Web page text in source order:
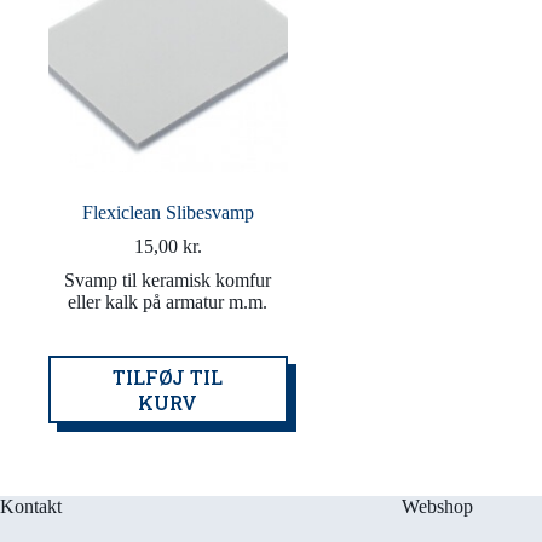
Flexiclean Slibesvamp
15,00 kr.
Svamp til keramisk komfur
eller kalk på armatur m.m.
TILFØJ TIL
KURV
Kontakt Webshop